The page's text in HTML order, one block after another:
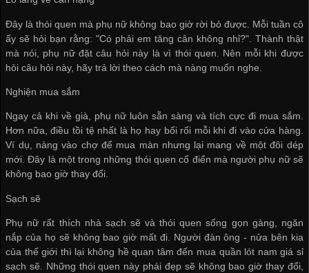
Đây là thói quen mà phụ nữ không bao giờ rời bỏ được. Mỗi tuần cô
ấy sẽ hỏi bạn rằng: "Có phải em tăng cân không nhỉ?". Thành thật
mà nói, phụ nữ đặt câu hỏi này là vì thói quen. Nên mỗi khi được
hỏi câu hỏi này, hãy trả lời theo cách mà nàng muốn nghe.
Nghiện mua sắm
Ngay cả khi về già, phụ nữ luôn sẵn sàng và tích cực đi mua sắm.
Hơn nữa, điều tồi tệ nhất là họ hay bối rối mỗi khi đi vào cửa hàng.
Ví dụ, nàng vào chợ để mua màn nhưng lại mang về một đôi dép
mới. Đây là một trong những thói quen cổ điển mà người phụ nữ sẽ
không bao giờ thay đổi.
Sạch sẽ
Phụ nữ rất thích nhà sạch sẽ và thói quen sống gọn gàng, ngăn
nắp của họ sẽ không bao giờ mất đi. Người đàn ông - nửa bên kia
của thế giới thì lại không hề quan tâm đến mua quần lót nam giá sỉ
sạch sẽ. Những thói quen này phái đẹp sẽ không bao giờ thay đổi,